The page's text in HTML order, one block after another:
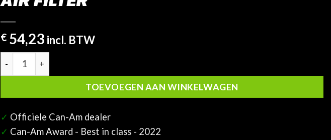
€ 54,23 incl. BTW
Air Filter aantal
TOEVOEGEN AAN WINKELWAGEN
✓ Officiele Can-Am dealer
✓ Can-Am Award - Best in class - 2022